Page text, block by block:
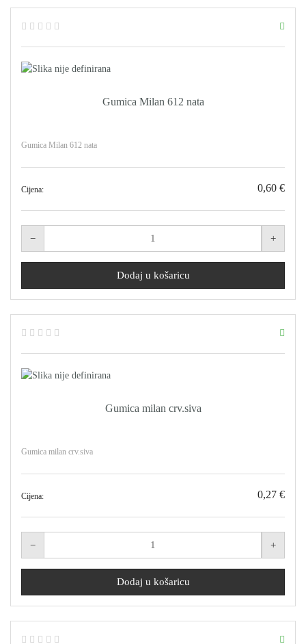
Gumica Milan 612 nata
Gumica Milan 612 nata
Cijena: 0,60 €
Gumica milan crv.siva
Gumica milan crv.siva
Cijena: 0,27 €